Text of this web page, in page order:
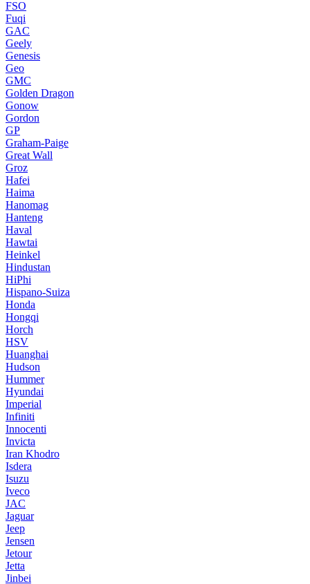
FSO
Fuqi
GAC
Geely
Genesis
Geo
GMC
Golden Dragon
Gonow
Gordon
GP
Graham-Paige
Great Wall
Groz
Hafei
Haima
Hanomag
Hanteng
Haval
Hawtai
Heinkel
Hindustan
HiPhi
Hispano-Suiza
Honda
Hongqi
Horch
HSV
Huanghai
Hudson
Hummer
Hyundai
Imperial
Infiniti
Innocenti
Invicta
Iran Khodro
Isdera
Isuzu
Iveco
JAC
Jaguar
Jeep
Jensen
Jetour
Jetta
Jinbei